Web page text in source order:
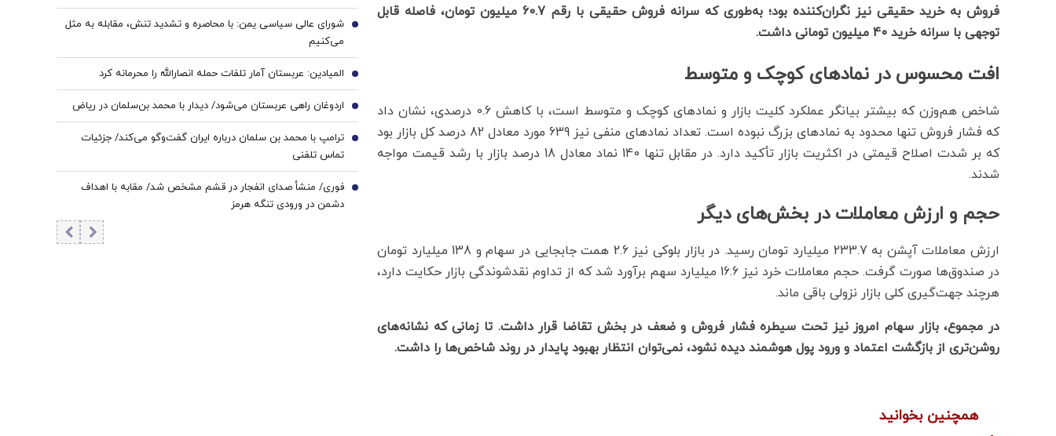
فروش به خرید حقیقی نیز نگران‌کننده بود؛ به‌طوری که سرانه فروش حقیقی با رقم 60.7 میلیون تومان، فاصله قابل
توجهی با سرانه خرید 40 میلیون تومانی داشت.
افت محسوس در نمادهای کوچک و متوسط
شاخص هم‌وزن که بیشتر بیانگر عملکرد کلیت بازار و نمادهای کوچک و متوسط است، با کاهش 0.6 درصدی، نشان داد
که فشار فروش تنها محدود به نمادهای بزرگ نبوده است. تعداد نمادهای منفی نیز 639 مورد معادل 82 درصد کل بازار بود
که بر شدت اصلاح قیمتی در اکثریت بازار تأکید دارد. در مقابل تنها 140 نماد معادل 18 درصد بازار با رشد قیمت مواجه
شدند.
حجم و ارزش معاملات در بخش‌های دیگر
ارزش معاملات آپشن به 233.7 میلیارد تومان رسید. در بازار بلوکی نیز 2.6 همت جابجایی در سهام و 138 میلیارد تومان
در صندوق‌ها صورت گرفت. حجم معاملات خرد نیز 16.6 میلیارد سهم برآورد شد که از تداوم نقدشوندگی بازار حکایت دارد،
هرچند جهت‌گیری کلی بازار نزولی باقی ماند.
در مجموع، بازار سهام امروز نیز تحت سیطره فشار فروش و ضعف در بخش تقاضا قرار داشت. تا زمانی که نشانه‌های
روشن‌تری از بازگشت اعتماد و ورود پول هوشمند دیده نشود، نمی‌توان انتظار بهبود پایدار در روند شاخص‌ها را داشت.
همچنین بخوانید
شورای عالی سیاسی یمن: با محاصره و تشدید تنش، مقابله به مثل
می‌کنیم
5
المیادین: عربستان آمار تلفات حمله انصارالله را محرمانه کرد 6
اردوغان راهی عربستان می‌شود/ دیدار با محمد بن‌سلمان در ریاض 7
ترامپ با محمد بن سلمان درباره ایران گفت‌وگو می‌کند/ جزئیات
تماس تلفنی
8
فوری/ منشأ صدای انفجار در قشم مشخص شد/ مقابه با اهداف
دشمن در ورودی تنگه هرمز
9